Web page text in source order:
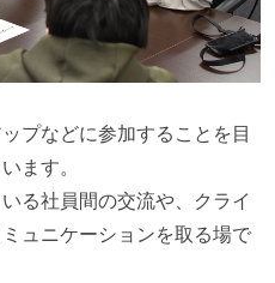
プなどに参加することを目
ます。
る社員間の交流や、クライ
ュニケーションを取る場で